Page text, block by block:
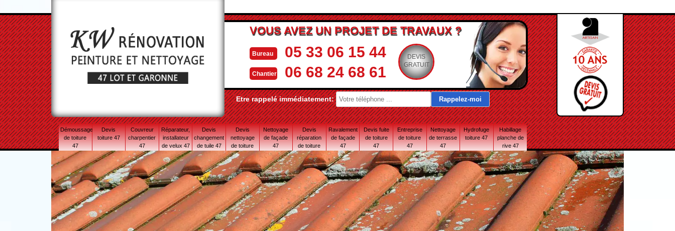
VOUS AVEZ UN PROJET DE TRAVAUX ?
Bureau 05 33 06 15 44
Chantier 06 68 24 68 61
DEVIS
GRATUIT
Etre rappelé immédiatement:
Démoussage
de toiture
47
Devis
toiture 47
Couvreur
charpentier
47
Réparateur,
installateur
de velux 47
Devis
changement
de tuile 47
Devis
nettoyage
de toiture
47
Nettoyage
de façade
47
Devis
réparation
de toiture
47 Lot-et-
Garonne
Ravalement
de façade
47
Devis fuite
de toiture
47
Entreprise
de toiture
47
Nettoyage
de terrasse
47
Hydrofuge
toiture 47
Habillage
planche de
rive 47